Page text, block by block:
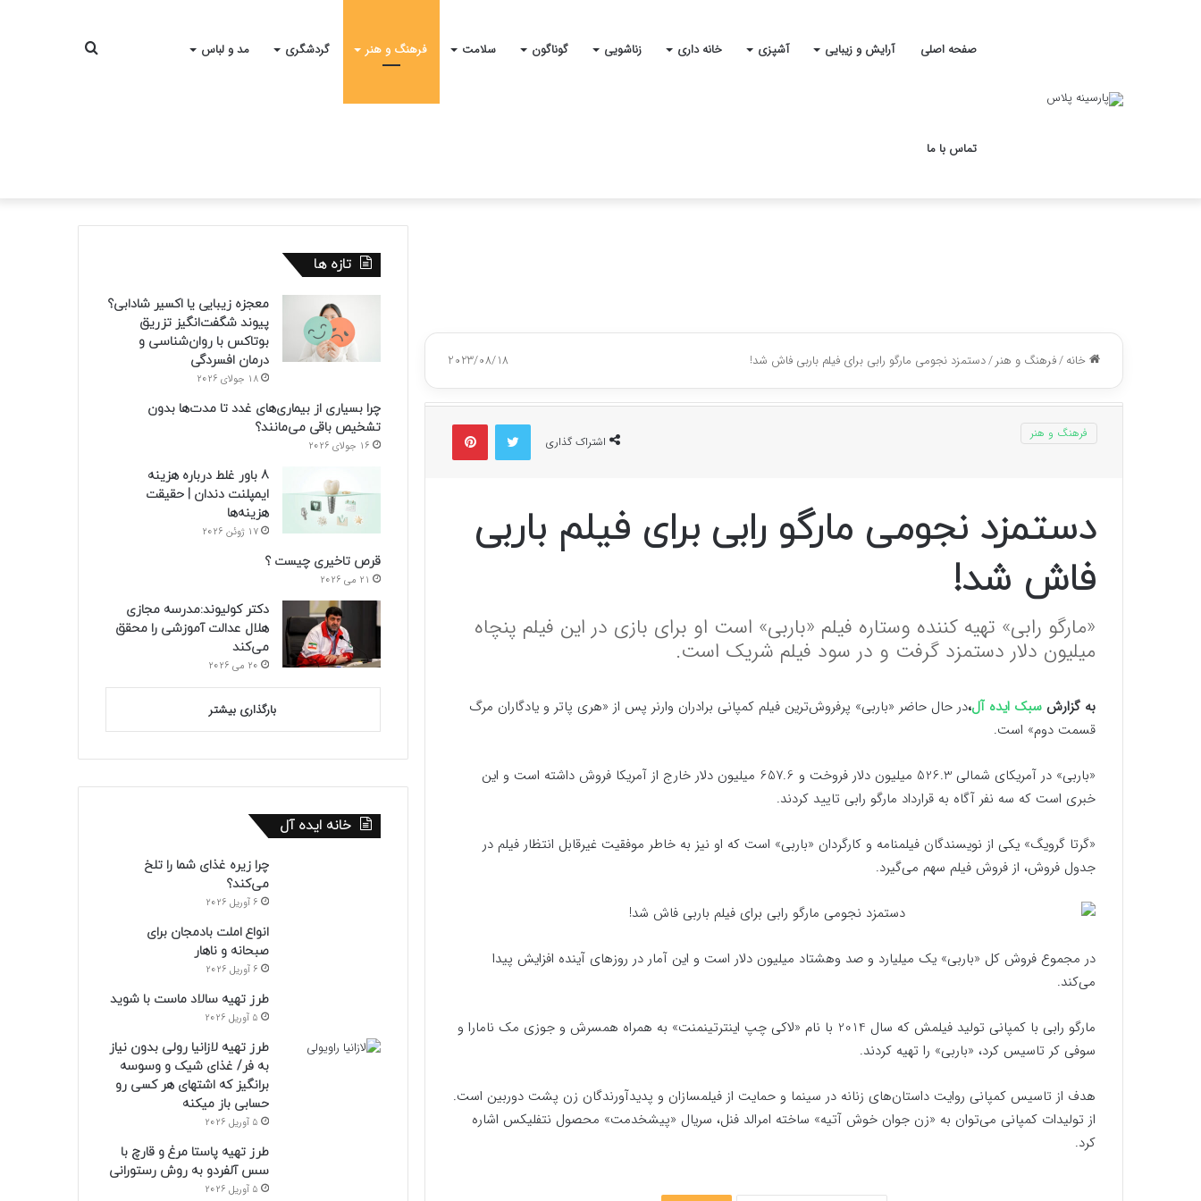
صفحه اصلی آرایش و زیبایی آشپزی خانه داری زناشویی گوناگون سلامت فرهنگ و هنر گردشگری مد و لباس
تماس با ما
جستجو
خانه/فرهنگ و هنر/دستمزد نجومی مارگو رابی برای فیلم باربی فاش شد! 2023/08/18
اشتراک گذاری
توییتر پینتریست
فرهنگ و هنر
دستمزد نجومی مارگو رابی برای فیلم باربی
فاش شد!
«مارگو رابی» تهیه کننده وستاره فیلم «باربی» است او برای بازی در این فیلم پنچاه
میلیون دلار دستمزد گرفت و در سود فیلم شریک است.
به گزارش سبک ایده آل،در حال حاضر «باربی» پرفروش‌ترین فیلم کمپانی برادران وارنر پس از «هری پاتر و یادگاران مرگ
قسمت دوم» است.
«باربی» در آمریکای شمالی 526.3 میلیون دلار فروخت و 657.6 میلیون دلار خارج از آمریکا فروش داشته است و این
خبری است که سه نفر آگاه به قرارداد مارگو رابی تایید کردند.
«گرتا گرویگ» یکی از نویسندگان فیلمنامه و کارگردان «باربی» است که او نیز به خاطر موفقیت غیرقابل انتظار فیلم در
جدول فروش، از فروش فیلم سهم می‌گیرد.
در مجموع فروش کل «باربی» یک میلیارد و صد وهشتاد میلیون دلار است و این آمار در روزهای آینده افزایش پیدا
می‌کند.
مارگو رابی با کمپانی تولید فیلمش که سال 2014 با نام «لاکی چپ اینترتینمنت» به همراه همسرش و جوزی مک نامارا و
سوفی کر تاسیس کرد، «باربی» را تهیه کردند.
هدف از تاسیس کمپانی روایت داستان‌های زنانه در سینما و حمایت از فیلمسازان و پدیدآورندگان زن پشت دوربین است.
از تولیدات کمپانی می‌توان به «زن جوان خوش آتیه» ساخته امرالد فنل، سریال «پیشخدمت» محصول نتفلیکس اشاره
کرد.
تازه ها
معجزه زیبایی یا اکسیر شادابی؟
پیوند شگفت‌انگیز تزریق
بوتاکس با روان‌شناسی و
درمان افسردگی
18 جولای 2026
چرا بسیاری از بیماری‌های غدد تا مدت‌ها بدون
تشخیص باقی می‌مانند؟
16 جولای 2026
8 باور غلط درباره هزینه
ایمپلنت دندان | حقیقت
هزینه‌ها
17 ژوئن 2026
قرص تاخیری چیست ؟
21 می 2026
دکتر کولیوند:مدرسه مجازی
هلال عدالت آموزشی را محقق
می‌کند
20 می 2026
بارگذاری بیشتر
خانه ایده آل
چرا زیره غذای شما را تلخ
می‌کند؟
6 آوریل 2026
انواع املت بادمجان برای
صبحانه و ناهار
6 آوریل 2026
طرز تهیه سالاد ماست با شوید
5 آوریل 2026
طرز تهیه لازانیا رولی بدون نیاز
به فر/ غذای شیک و وسوسه
برانگیز که اشتهای هر کسی رو
حسابی باز میکنه
5 آوریل 2026
طرز تهیه پاستا مرغ و قارچ با
سس آلفردو به روش رستورانی
5 آوریل 2026